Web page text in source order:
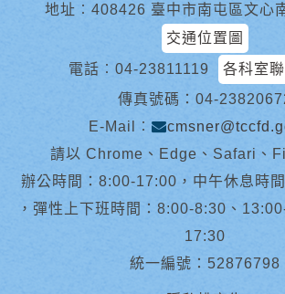
地址︰408426 臺中市南屯區文心
交通位置圖
電話︰ 04-23811119
各科室
傳真號碼：04-
E-Mail︰
請以 Chrome、Edge、Safari、
辦公時間：8:00-17:00，中午休息時
，彈性上下班時間：8:00-8:30、
17:30
統一編號：52876798